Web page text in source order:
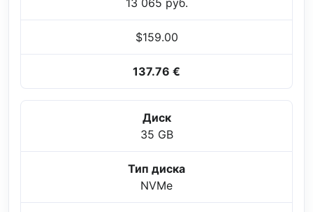
13 065 руб.
$159.00
137.76 €
Диск
35 GB
Тип диска
NVMe